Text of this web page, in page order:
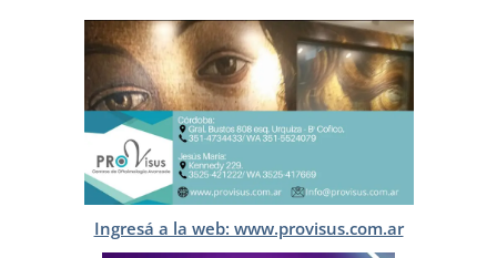
Ingresá a la web: www.provisus.com.ar